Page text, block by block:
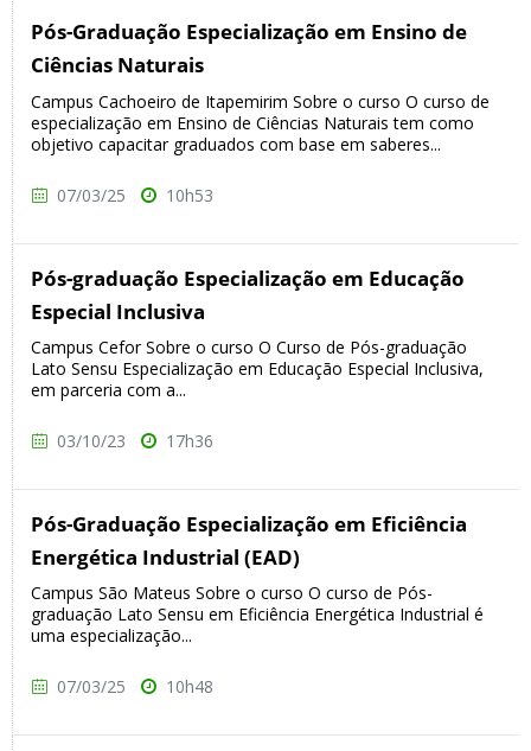
Pós-Graduação Especialização em Ensino de
Ciências Naturais
Campus Cachoeiro de Itapemirim Sobre o curso O curso de
especialização em Ensino de Ciências Naturais tem como
objetivo capacitar graduados com base em saberes...
07/03/25 10h53
Pós-graduação Especialização em Educação
Especial Inclusiva
Campus Cefor Sobre o curso O Curso de Pós-graduação
Lato Sensu Especialização em Educação Especial Inclusiva,
em parceria com a...
03/10/23 17h36
Pós-Graduação Especialização em Eficiência
Energética Industrial (EAD)
Campus São Mateus Sobre o curso O curso de Pós-
graduação Lato Sensu em Eficiência Energética Industrial é
uma especialização...
07/03/25 10h48